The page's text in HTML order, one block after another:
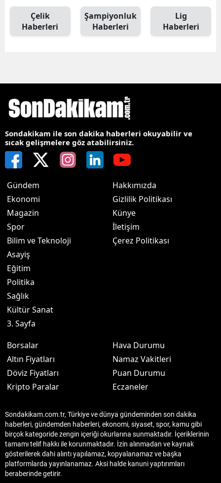
Çelik
Haberleri
Şampiyonluk
Haberleri
Lig
Haberleri
Sondakikam ile son dakika haberleri okuyabilir ve
sıcak gelişmelere göz atabilirsiniz.
Gündem
Ekonomi
Magazin
Spor
Bilim ve Teknoloji
Asayiş
Eğitim
Politika
Sağlık
Kültür Sanat
3. Sayfa
Hakkımızda
Gizlilik Politikası
Künye
İletişim
Çerez Politikası
Borsalar
Altın Fiyatları
Döviz Fiyatları
Kripto Paralar
Hava Durumu
Namaz Vakitleri
Puan Durumu
Eczaneler
Sondakikam.com.tr, Türkiye ve dünya gündeminden son dakika
haberleri, gündemden haberleri, ekonomi, siyaset, spor, kamu gibi
birçok kategoride zengin içeriği okurlarına sunmaktadır. İçeriklerinin
tamamı telif hakkı ile korunmaktadır. İzin alınmadan ve kaynak
gösterilerek dahi alıntı yapılamaz, kopyalanamaz ve başka
platformlarda yayınlanamaz. Aksi halde kanuni yaptırımları
beraberinde getirir.